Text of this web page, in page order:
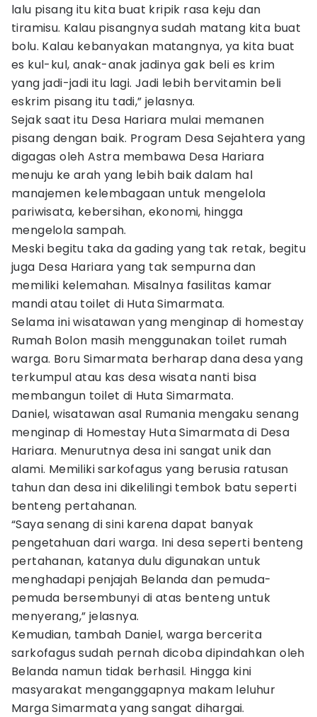
lalu pisang itu kita buat kripik rasa keju dan
tiramisu. Kalau pisangnya sudah matang kita buat
bolu. Kalau kebanyakan matangnya, ya kita buat
es kul-kul, anak-anak jadinya gak beli es krim
yang jadi-jadi itu lagi. Jadi lebih bervitamin beli
eskrim pisang itu tadi,” jelasnya.
Sejak saat itu Desa Hariara mulai memanen
pisang dengan baik. Program Desa Sejahtera yang
digagas oleh Astra membawa Desa Hariara
menuju ke arah yang lebih baik dalam hal
manajemen kelembagaan untuk mengelola
pariwisata, kebersihan, ekonomi, hingga
mengelola sampah.
Meski begitu taka da gading yang tak retak, begitu
juga Desa Hariara yang tak sempurna dan
memiliki kelemahan. Misalnya fasilitas kamar
mandi atau toilet di Huta Simarmata.
Selama ini wisatawan yang menginap di homestay
Rumah Bolon masih menggunakan toilet rumah
warga. Boru Simarmata berharap dana desa yang
terkumpul atau kas desa wisata nanti bisa
membangun toilet di Huta Simarmata.
Daniel, wisatawan asal Rumania mengaku senang
menginap di Homestay Huta Simarmata di Desa
Hariara. Menurutnya desa ini sangat unik dan
alami. Memiliki sarkofagus yang berusia ratusan
tahun dan desa ini dikelilingi tembok batu seperti
benteng pertahanan.
“Saya senang di sini karena dapat banyak
pengetahuan dari warga. Ini desa seperti benteng
pertahanan, katanya dulu digunakan untuk
menghadapi penjajah Belanda dan pemuda-
pemuda bersembunyi di atas benteng untuk
menyerang,” jelasnya.
Kemudian, tambah Daniel, warga bercerita
sarkofagus sudah pernah dicoba dipindahkan oleh
Belanda namun tidak berhasil. Hingga kini
masyarakat menganggapnya makam leluhur
Marga Simarmata yang sangat dihargai.